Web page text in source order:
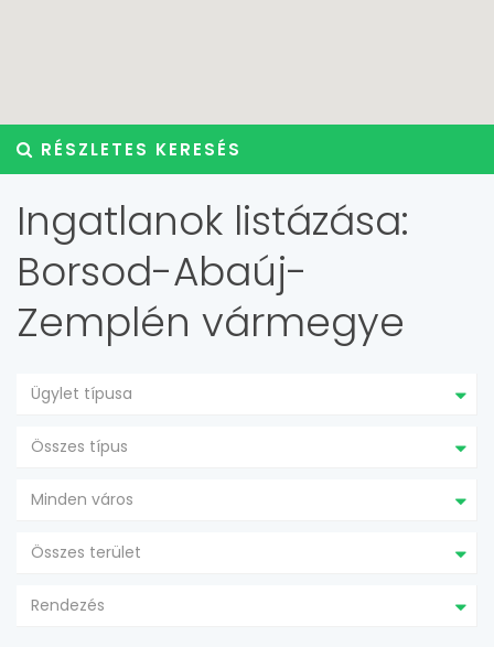
RÉSZLETES KERESÉS
Ingatlanok listázása:
Borsod-Abaúj-
Zemplén vármegye
Ügylet típusa
Összes típus
Minden város
Összes terület
Rendezés